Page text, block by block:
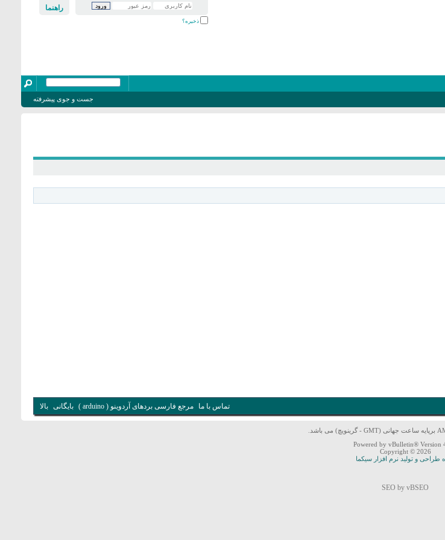
راهنما
ذخیره؟
جست و جوی پیشرفته
تماس با ما مرجع فارسی بردهای آردوینو ( arduino ) بایگانی بالا
Powered by vBulletin® Version
Copyright © 2026
طراحی و تولید نرم افزار سیکما
SEO by vBSEO